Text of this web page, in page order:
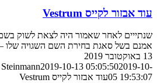
עוד אבזור לקייס Vestrum
אמנם בשל סאגת בחירת השם השגויה שלו
13 באוקטובר 2019
2019-10-13 05:05:502019-10-
05 19:53:07עוד אבזור לקייס Vestrum